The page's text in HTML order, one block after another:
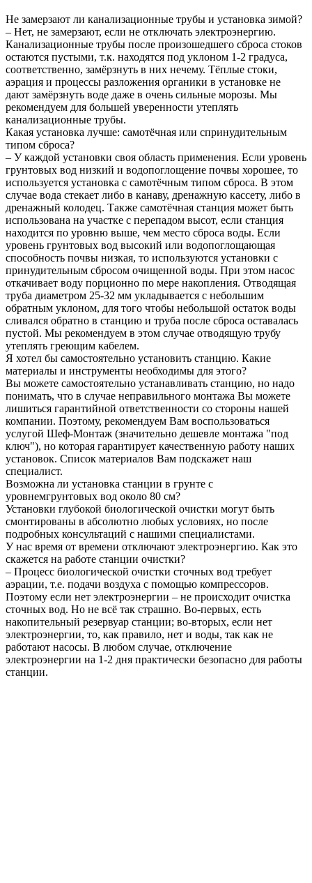
Не замерзают ли канализационные трубы и установка зимой?
– Нет, не замерзают, если не отключать электроэнергию.
Канализационные трубы после произошедшего сброса стоков
остаются пустыми, т.к. находятся под уклоном 1-2 градуса,
соответственно, замёрзнуть в них нечему. Тёплые стоки,
аэрация и процессы разложения органики в установке не
дают замёрзнуть воде даже в очень сильные морозы. Мы
рекомендуем для большей уверенности утеплять
канализационные трубы.
Какая установка лучше: самотёчная или спринудительным
типом сброса?
– У каждой установки своя область применения. Если уровень
грунтовых вод низкий и водопоглощение почвы хорошее, то
используется установка с самотёчным типом сброса. В этом
случае вода стекает либо в канаву, дренажную кассету, либо в
дренажный колодец. Также самотёчная станция может быть
использована на участке с перепадом высот, если станция
находится по уровню выше, чем место сброса воды. Если
уровень грунтовых вод высокий или водопоглощающая
способность почвы низкая, то используются установки с
принудительным сбросом очищенной воды. При этом насос
откачивает воду порционно по мере накопления. Отводящая
труба диаметром 25-32 мм укладывается с небольшим
обратным уклоном, для того чтобы небольшой остаток воды
сливался обратно в станцию и труба после сброса оставалась
пустой. Мы рекомендуем в этом случае отводящую трубу
утеплять греющим кабелем.
Я хотел бы самостоятельно установить станцию. Какие
материалы и инструменты необходимы для этого?
Вы можете самостоятельно устанавливать станцию, но надо
понимать, что в случае неправильного монтажа Вы можете
лишиться гарантийной ответственности со стороны нашей
компании. Поэтому, рекомендуем Вам воспользоваться
услугой Шеф-Монтаж (значительно дешевле монтажа "под
ключ"), но которая гарантирует качественную работу наших
установок. Список материалов Вам подскажет наш
специалист.
Возможна ли установка станции в грунте с
уровнемгрунтовых вод около 80 см?
Установки глубокой биологической очистки могут быть
смонтированы в абсолютно любых условиях, но после
подробных консультаций с нашими специалистами.
У нас время от времени отключают электроэнергию. Как это
скажется на работе станции очистки?
– Процесс биологической очистки сточных вод требует
аэрации, т.е. подачи воздуха с помощью компрессоров.
Поэтому если нет электроэнергии – не происходит очистка
сточных вод. Но не всё так страшно. Во-первых, есть
накопительный резервуар станции; во-вторых, если нет
электроэнергии, то, как правило, нет и воды, так как не
работают насосы. В любом случае, отключение
электроэнергии на 1-2 дня практически безопасно для работы
станции.